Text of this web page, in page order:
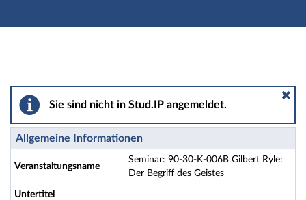
Hauptnavigation
Seminar: 90-30-K-006B Gilbert Ryle: Der Begriff des
Sie sind nicht in Stud.IP angemeldet.
Allgemeine Informationen
Veranstaltungsname
Seminar: 90-30-K-006B Gilbert Ryle:
Der Begriff des Geistes
Untertitel